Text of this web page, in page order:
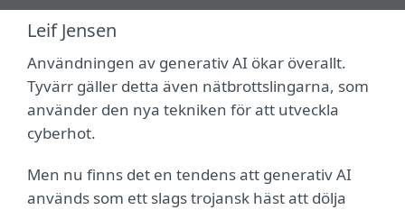
Leif Jensen
Användningen av generativ AI ökar överallt.
Tyvärr gäller detta även nätbrottslingarna, som
använder den nya tekniken för att utveckla
cyberhot.
Men nu finns det en tendens att generativ AI
används som ett slags trojansk häst att dölja